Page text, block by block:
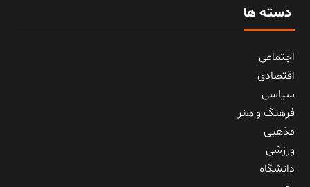
دسته ها
اجتماعی
اقتصادی
سیاسی
فرهنگ و هنر
مذهبی
ورزشی
دانشگاه